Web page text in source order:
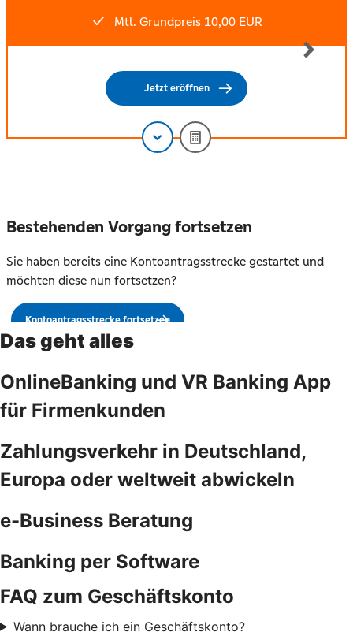
Das geht alles
OnlineBanking und VR Banking App
für Firmenkunden
Zahlungsverkehr in Deutschland,
Europa oder weltweit abwickeln
e-Business Beratung
Banking per Software
FAQ zum Geschäftskonto
Wann brauche ich ein Geschäftskonto?